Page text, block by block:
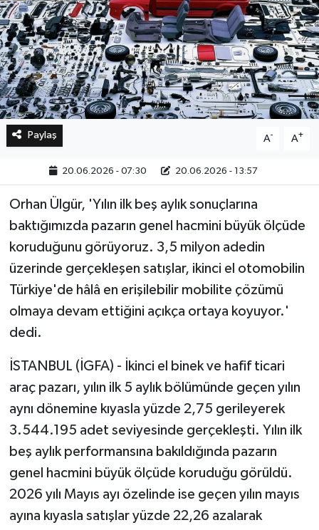
Paylaş A- A+
20.06.2026 - 07:30 20.06.2026 - 13:57
Orhan Ülgür, 'Yılın ilk beş aylık sonuçlarına
baktığımızda pazarın genel hacmini büyük ölçüde
koruduğunu görüyoruz. 3,5 milyon adedin
üzerinde gerçekleşen satışlar, ikinci el otomobilin
Türkiye'de hâlâ en erişilebilir mobilite çözümü
olmaya devam ettiğini açıkça ortaya koyuyor.'
dedi.
İSTANBUL (İGFA) - İkinci el binek ve hafif ticari
araç pazarı, yılın ilk 5 aylık bölümünde geçen yılın
aynı dönemine kıyasla yüzde 2,75 gerileyerek
3.544.195 adet seviyesinde gerçekleşti. Yılın ilk
beş aylık performansına bakıldığında pazarın
genel hacmini büyük ölçüde koruduğu görüldü.
2026 yılı Mayıs ayı özelinde ise geçen yılın mayıs
ayına kıyasla satışlar yüzde 22,26 azalarak